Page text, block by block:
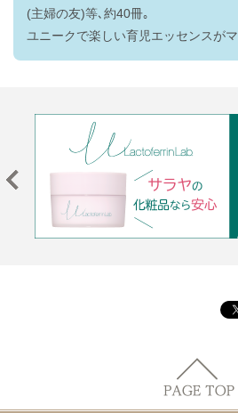
(主婦の友)等､約40冊｡
ユニークで楽しい育児エッセンスが